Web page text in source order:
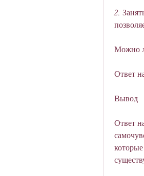
2.
Можно
Ответ
Вывод
Ответ